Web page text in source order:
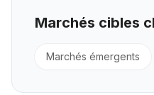
Marchés cibles
Marchés émergents